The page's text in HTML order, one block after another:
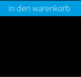
in den warenkorb